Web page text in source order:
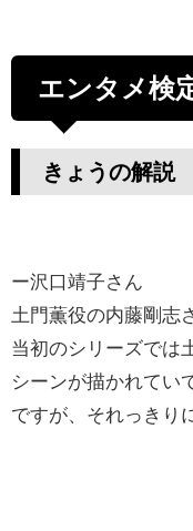
エンタメ検
きょうの解説
ー沢口靖子さん
土門薫役の内藤剛志
当初のシリーズでは
シーンが描かれてい
ですが、それっきり